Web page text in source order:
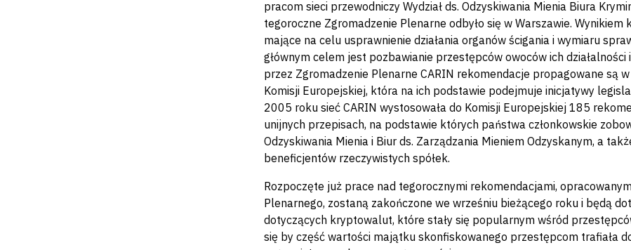
pracom sieci przewodniczy Wydział ds. Odzyskiwania Mienia Biura
tegoroczne Zgromadzenie Plenarne odbyło się w Warszawie.
mające na celu usprawnienie działania organów ścigania i wymiaru
głównym celem jest pozbawianie przestępców owoców ich
przez Zgromadzenie Plenarne CARIN rekomendacje propagowane są
Komisji Europejskiej, która na ich podstawie podejmuje inicjatywy
2005 roku sieć CARIN wystosowała do Komisji Europejskiej 185
unijnych przepisach, na podstawie których państwa członkowskie
Odzyskiwania Mienia i Biur ds. Zarządzania Mieniem Odzyskanym, a
beneficjentów rzeczywistych spółek.
Rozpoczęte już prace nad tegorocznymi rekomendacjami,
Plenarnego, zostaną zakończone we wrześniu bieżącego roku i będą
dotyczących kryptowalut, które stały się popularnym wśród
się by część wartości majątku skonfiskowanego przestępcom trafiała